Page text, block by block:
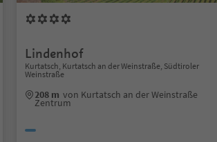
Lindenhof
Kurtatsch, Kurtatsch an der Weinstraße, Südtiroler
Weinstraße
208 m von Kurtatsch an der Weinstraße
Zentrum